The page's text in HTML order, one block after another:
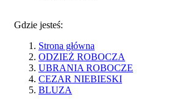
Gdzie jesteś:
Strona główna
ODZIEŻ ROBOCZA
UBRANIA ROBOCZE
CEZAR NIEBIESKI
BLUZA